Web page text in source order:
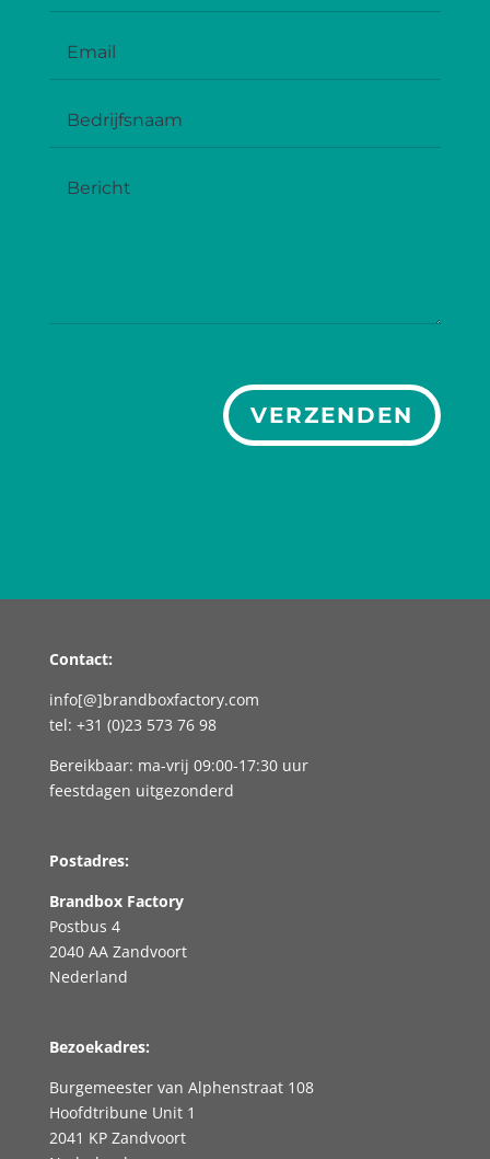
VERZENDEN
Contact:
info[@]brandboxfactory.com
tel: +31 (0)23 573 76 98
Bereikbaar: ma-vrij 09:00-17:30 uur
feestdagen uitgezonderd
Postadres:
Brandbox Factory
Postbus 4
2040 AA Zandvoort
Nederland
Bezoekadres:
Burgemeester van Alphenstraat 108
Hoofdtribune Unit 1
2041 KP Zandvoort